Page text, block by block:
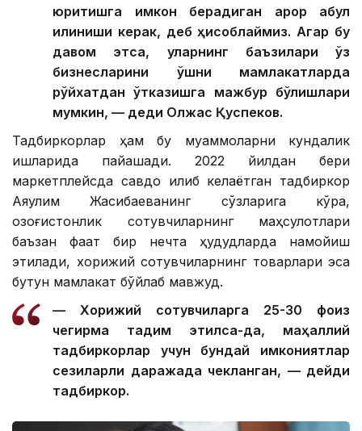
юритишга имкон берадиган қарор қабул
қилиниши керак, деб ҳисоблаймиз. Агар бу
давом этса, уларнинг баъзилари ўз
бизнесларини қўшни мамлакатларда
рўйхатдан ўтказишга мажбур бўлишлари
мумкин, — деди Олжас Қуспеков.
Тадбиркорлар ҳам бу муаммоларни кундалик
ишларида пайқашади. 2022 йилдан бери
маркетплейсда савдо қилиб келаётган тадбиркор
Аяулим Жақсибаеванинг сўзларига кўра,
қозоғистонлик сотувчиларнинг маҳсулотлари
баъзан фақат бир нечта ҳудудларда намойиш
этилади, хорижий сотувчиларнинг товарлари эса
бутун мамлакат бўйлаб мавжуд.
— Хорижий сотувчиларга 25-30 фоиз
чегирма тақдим этилса-да, маҳаллий
тадбиркорлар учун бундай имкониятлар
сезиларли даражада чекланган, — дейди
тадбиркор.